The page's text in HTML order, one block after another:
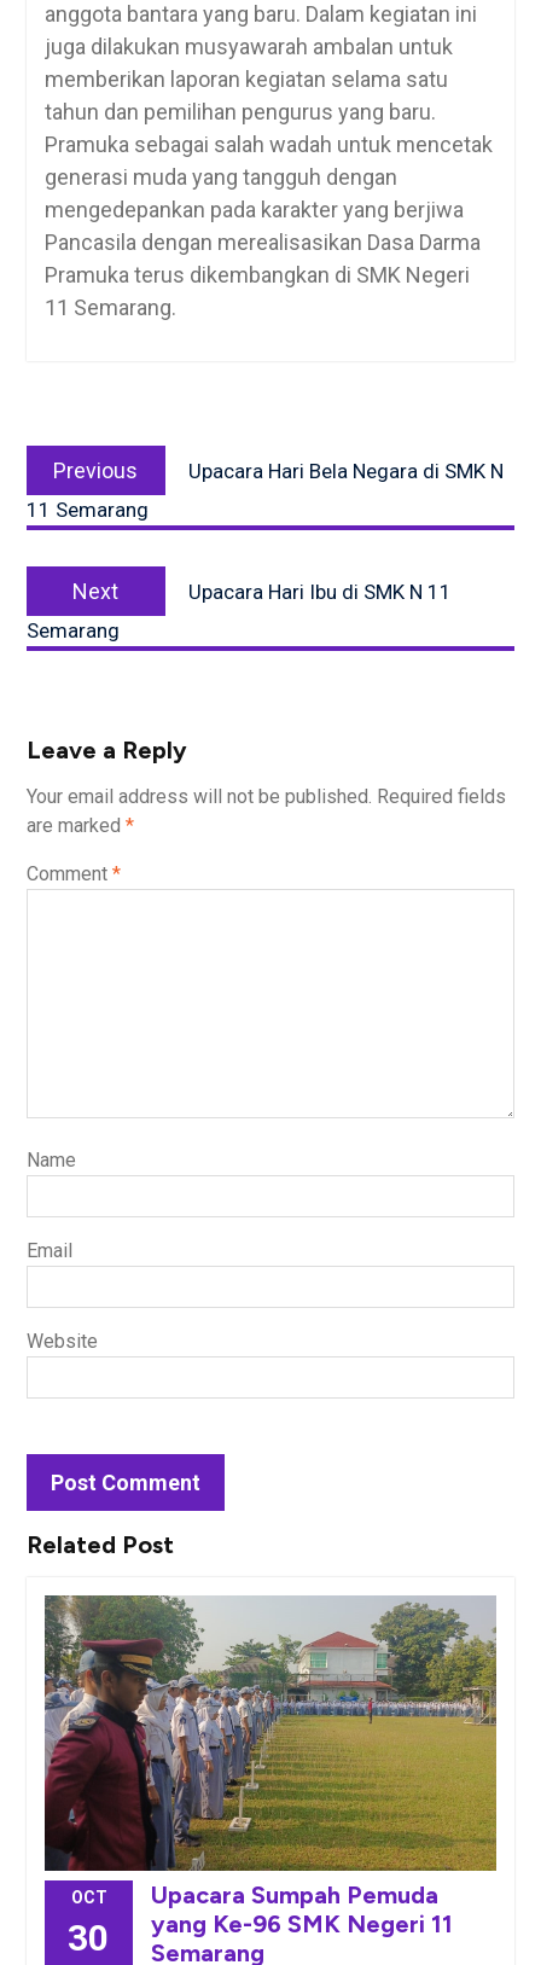
anggota bantara yang baru. Dalam kegiatan ini
juga dilakukan musyawarah ambalan untuk
memberikan laporan kegiatan selama satu
tahun dan pemilihan pengurus yang baru.
Pramuka sebagai salah wadah untuk mencetak
generasi muda yang tangguh dengan
mengedepankan pada karakter yang berjiwa
Pancasila dengan merealisasikan Dasa Darma
Pramuka terus dikembangkan di SMK Negeri
11 Semarang.
navigation
Previous
post:
Upacara Hari Bela Negara di SMK N
11 Semarang
Next
post:
Upacara Hari Ibu di SMK N 11
Semarang
Leave a Reply
Your email address will not be published. Required fields
are marked *
Comment *
Name
Email
Website
Related Post
OCT
30
Upacara Sumpah Pemuda
yang Ke-96 SMK Negeri 11
Semarang